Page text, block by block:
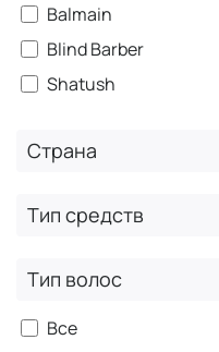
Balmain
Blind Barber
Shatush
Страна
Тип средств
Тип волос
Все